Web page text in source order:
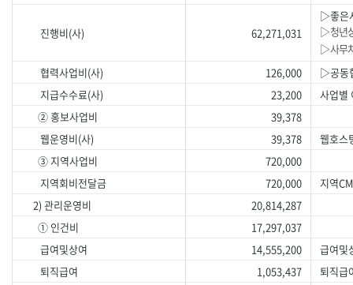
진행비(사) 62,271,031
▷좋은
▷청년
▷사무
협력사업비(사)
126,000
▷공동
지급수수료(사)
23,200
사업별
② 홍보사업비
39,378
웹운영비(사)
39,378
웹호스
③ 지역사업비
720,000
지역회비전달금
720,000
지역
2) 관리운영비
20,814,287
① 인건비
17,297,037
급여및상여
14,555,200
급여및
퇴직급여
1,053,437
퇴직급